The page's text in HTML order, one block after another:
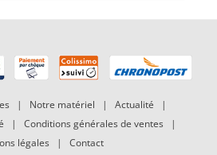
| Notre matériel | Actualité |
| Conditions générales de ventes |
légales | Contact